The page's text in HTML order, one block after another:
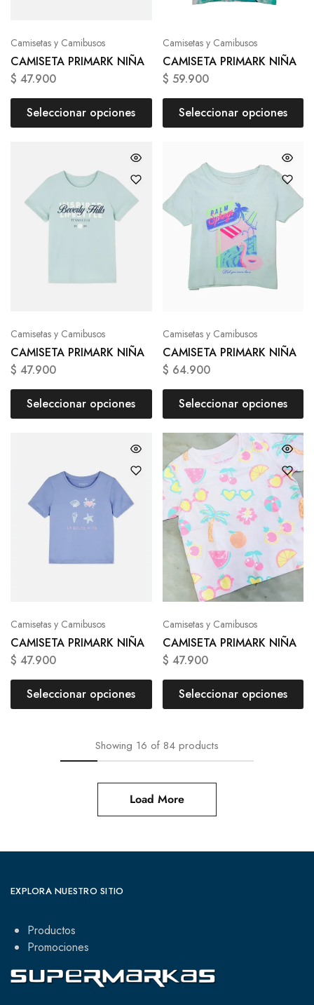
Camisetas y Camibusos
CAMISETA PRIMARK NIÑA
$ 47.900
Seleccionar opciones
Camisetas y Camibusos
CAMISETA PRIMARK NIÑA
$ 59.900
Seleccionar opciones
Camisetas y Camibusos
CAMISETA PRIMARK NIÑA
$ 47.900
Seleccionar opciones
Camisetas y Camibusos
CAMISETA PRIMARK NIÑA
$ 64.900
Seleccionar opciones
Camisetas y Camibusos
CAMISETA PRIMARK NIÑA
$ 47.900
Seleccionar opciones
Camisetas y Camibusos
CAMISETA PRIMARK NIÑA
$ 47.900
Seleccionar opciones
Showing 16 of 84 products
Load More
EXPLORA NUESTRO SITIO
Productos
Promociones